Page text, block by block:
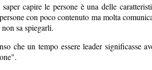
capire le persone è una delle
con poco contenuto ma molta
sa spiegarli.
che un tempo essere leader significasse